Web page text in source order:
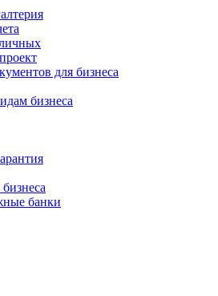
для бизнеса
бизнеса
банки